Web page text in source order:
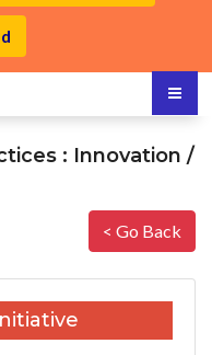
: Innovation /
< Go Back